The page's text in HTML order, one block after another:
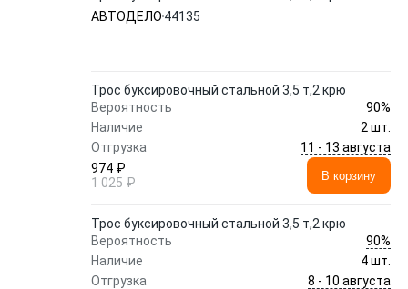
АВТОДЕЛО 44135
Трос буксировочный стальной 3,5 т,2 крю
Вероятность
90%
Наличие
2 шт.
Отгрузка
11 - 13 августа
974 ₽
1 025 ₽
В корзину
Трос буксировочный стальной 3,5 т,2 крю
Вероятность
90%
Наличие
4 шт.
Отгрузка
8 - 10 августа